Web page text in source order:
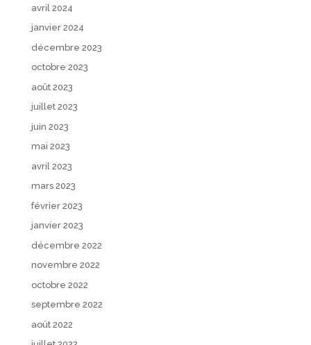
avril 2024
janvier 2024
décembre 2023
octobre 2023
août 2023
juillet 2023
juin 2023
mai 2023
avril 2023
mars 2023
février 2023
janvier 2023
décembre 2022
novembre 2022
octobre 2022
septembre 2022
août 2022